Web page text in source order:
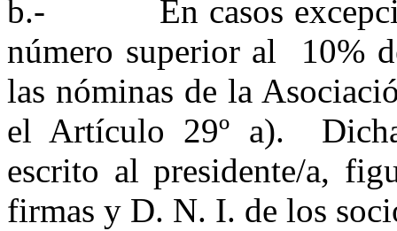
b.- En casos
número superior al 10%
las nóminas de la
el Artículo 29º a).
escrito al presidente/a,
firmas y D. N. I. de los